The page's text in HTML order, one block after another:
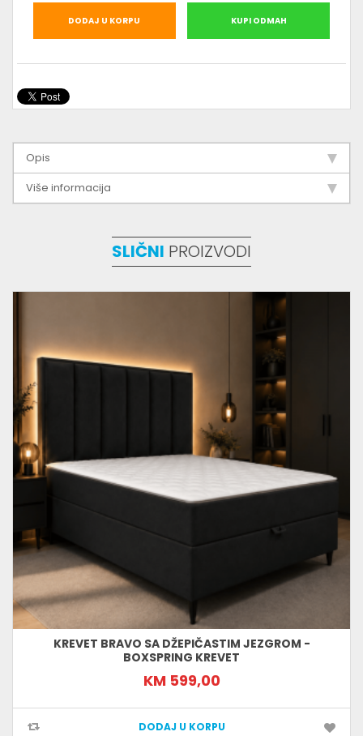
DODAJ U KORPU KUPI ODMAH
Opis
Više informacija
SLIČNI PROIZVODI
KREVET BRAVO SA DŽEPIČASTIM JEZGROM -
BOXSPRING KREVET
KM 599,00
DODAJ U KORPU